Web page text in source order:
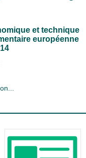
et technique
européenne